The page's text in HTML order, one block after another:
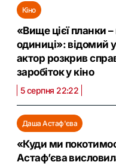
Кіно
«Вище цієї планки –
одиниці»: відомий
актор розкрив
заробіток у кіно
5 серпня 22:22
Даша Астаф'єва
«Куди ми
Астаф’єва